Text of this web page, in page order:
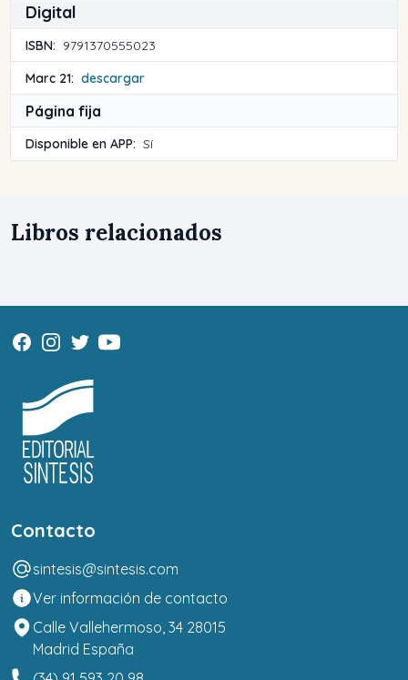
Digital
ISBN: 9791370555023
Marc 21: descargar
Página fija
Disponible en APP: Sí
Libros relacionados
Contacto
sintesis@sintesis.com
Ver información de contacto
Calle Vallehermoso, 34 28015
Madrid España